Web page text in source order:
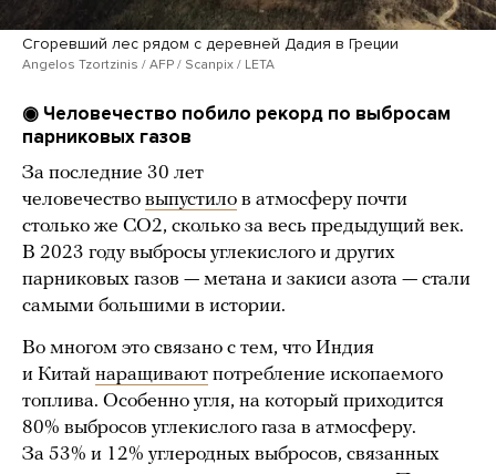
Сгоревший лес рядом с деревней Дадия в Греции
Angelos Tzortzinis / AFP / Scanpix / LETA
◉ Человечество побило рекорд по выбросам
парниковых газов
За последние 30 лет
человечество выпустило в атмосферу почти
столько же CO2, сколько за весь предыдущий век.
В 2023 году выбросы углекислого и других
парниковых газов — метана и закиси азота — стали
самыми большими в истории.
Во многом это связано с тем, что Индия
и Китай наращивают потребление ископаемого
топлива. Особенно угля, на который приходится
80% выбросов углекислого газа в атмосферу.
За 53% и 12% углеродных выбросов, связанных